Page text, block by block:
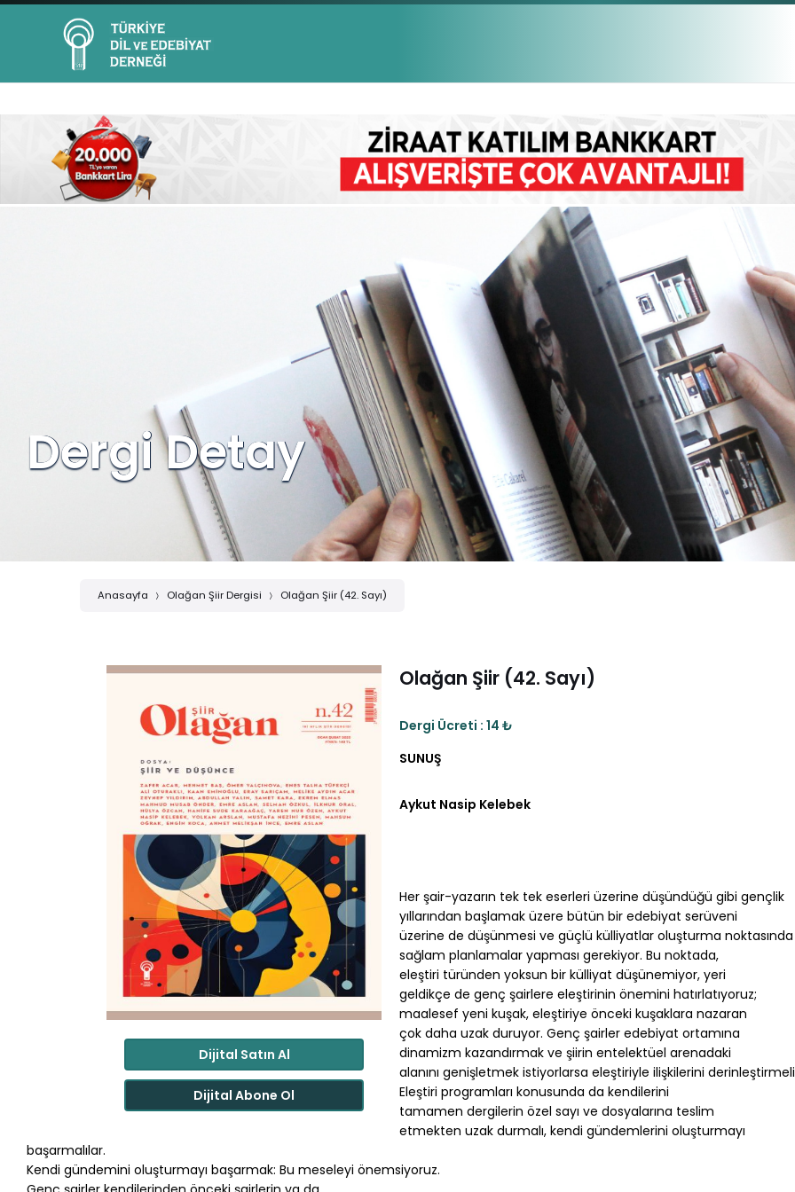
Dergi Detay
Anasayfa Olağan Şiir Dergisi Olağan Şiir (42. Sayı)
Dijital Satın Al
Dijital Abone Ol
Olağan Şiir (42. Sayı)
Dergi Ücreti : 14 ₺
SUNUŞ
Aykut Nasip Kelebek
Her şair-yazarın tek tek eserleri üzerine düşündüğü gibi gençlik
yıllarından başlamak üzere bütün bir edebiyat serüveni
üzerine de düşünmesi ve güçlü külliyatlar oluşturma noktasında
sağlam planlamalar yapması gerekiyor. Bu noktada,
eleştiri türünden yoksun bir külliyat düşünemiyor, yeri
geldikçe de genç şairlere eleştirinin önemini hatırlatıyoruz;
maalesef yeni kuşak, eleştiriye önceki kuşaklara nazaran
çok daha uzak duruyor. Genç şairler edebiyat ortamına
dinamizm kazandırmak ve şiirin entelektüel arenadaki
alanını genişletmek istiyorlarsa eleştiriyle ilişkilerini
Eleştiri programları konusunda da kendilerini
tamamen dergilerin özel sayı ve dosyalarına teslim
etmekten uzak durmalı, kendi gündemlerini oluşturmayı
başarmalılar.
Kendi gündemini oluşturmayı başarmak: Bu meseleyi önemsiyoruz.